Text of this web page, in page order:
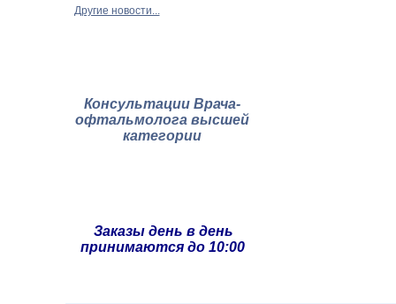
Другие новости...
Консультации Врача-
офтальмолога высшей
категории
Заказы день в день
принимаются до 10:00